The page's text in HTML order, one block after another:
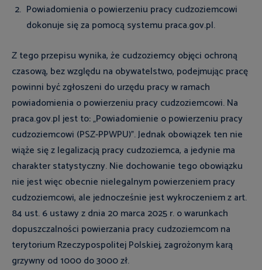
Powiadomienia o powierzeniu pracy cudzoziemcowi
dokonuje się za pomocą systemu praca.gov.pl.
Z tego przepisu wynika, że cudzoziemcy objęci ochroną
czasową, bez względu na obywatelstwo, podejmując pracę
powinni być zgłoszeni do urzędu pracy w ramach
powiadomienia o powierzeniu pracy cudzoziemcowi. Na
praca.gov.pl jest to: „Powiadomienie o powierzeniu pracy
cudzoziemcowi (PSZ-PPWPU)”. Jednak obowiązek ten nie
wiąże się z legalizacją pracy cudzoziemca, a jedynie ma
charakter statystyczny. Nie dochowanie tego obowiązku
nie jest więc obecnie nielegalnym powierzeniem pracy
cudzoziemcowi, ale jednocześnie jest wykroczeniem z art.
84 ust. 6 ustawy z dnia 20 marca 2025 r. o warunkach
dopuszczalności powierzania pracy cudzoziemcom na
terytorium Rzeczypospolitej Polskiej, zagrożonym karą
grzywny od 1000 do 3000 zł.